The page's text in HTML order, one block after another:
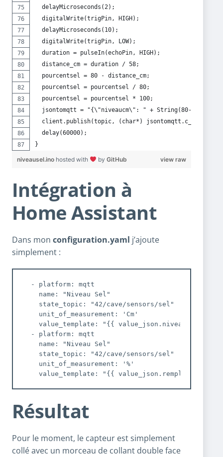
  delayMicroseconds(2);
  digitalWrite(trigPin, HIGH);
  delayMicroseconds(10);
  digitalWrite(trigPin, LOW);
  duration = pulseIn(echoPin, HIGH);
  distance_cm = duration / 58;
  pourcentsel = 80 - distance_cm;
  pourcentsel = pourcentsel / 80;
  pourcentsel = pourcentsel * 100;
jsontomqtt = "{\"niveaucm\": " + String(80-
client.publish(topic, (char*) jsontomqtt.c_str(),
  delay(60000);
}
view raw
niveausel.ino hosted with by GitHub
Intégration à
Home Assistant
Dans mon configuration.yaml j’ajoute
simplement :
  - platform: mqtt
    name: "Niveau Sel"
    state_topic: "42/cave/sensors/sel"
    unit_of_measurement: 'Cm'
    value_template: "{{ value_json.niveaucm }}"
  - platform: mqtt
    name: "Niveau Sel"
    state_topic: "42/cave/sensors/sel"
    unit_of_measurement: '%'
    value_template: "{{ value_json.remplissage }}"
Résultat
Pour le moment, le capteur est simplement
collé avec un morceau de collant double face